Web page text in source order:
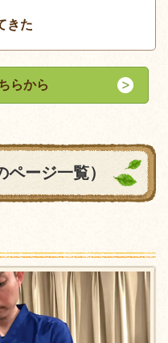
きた
らから
ージ一覧）